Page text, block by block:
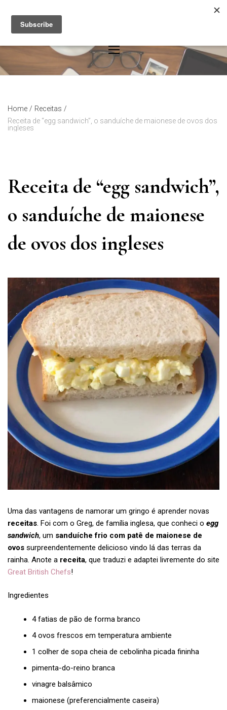
content
Home / Receitas /
Receita de “egg sandwich”, o sanduíche de maionese de ovos dos
ingleses
Receita de “egg sandwich”,
o sanduíche de maionese
de ovos dos ingleses
Uma das vantagens de namorar um gringo é aprender novas
receitas . Foi com o Greg, de família inglesa, que conheci o egg
sandwich, um sanduíche frio com patê de maionese de
ovos surpreendentemente delicioso vindo lá das terras da
rainha. Anote a receita, que traduzi e adaptei livremente do site
Great British Chefs!
Ingredientes
4 fatias de pão de forma branco
4 ovos frescos em temperatura ambiente
1 colher de sopa cheia de cebolinha picada fininha
pimenta-do-reino branca
vinagre balsâmico
maionese (preferencialmente caseira)